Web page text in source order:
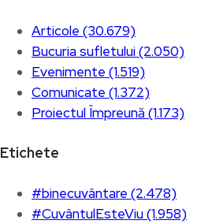
Articole (30.679)
Bucuria sufletului (2.050)
Evenimente (1.519)
Comunicate (1.372)
Proiectul Împreună (1.173)
Etichete
#binecuvântare (2.478)
#CuvântulEsteViu (1.958)